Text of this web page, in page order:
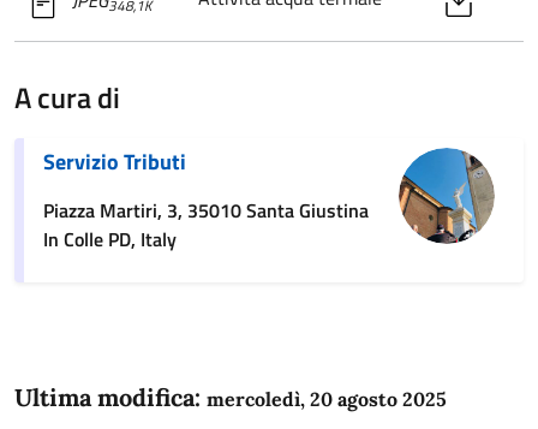
348,1K
A cura di
Servizio Tributi
Piazza Martiri, 3, 35010 Santa Giustina
In Colle PD, Italy
Ultima modifica: mercoledì, 20 agosto 2025